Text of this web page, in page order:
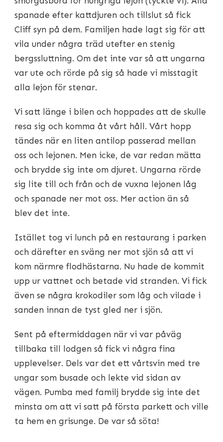
spanade efter kattdjuren och tillslut så fick
Cliff syn på dem. Familjen hade lagt sig för att
vila under några träd utefter en stenig
bergssluttning. Om det inte var så att ungarna
var ute och rörde på sig så hade vi misstagit
alla lejon för stenar.
Vi satt länge i bilen och hoppades att de skulle
resa sig och komma åt vårt håll. Vårt hopp
tändes när en liten antilop passerad mellan
oss och lejonen. Men icke, de var redan mätta
och brydde sig inte om djuret. Ungarna rörde
sig lite till och från och de vuxna lejonen låg
och spanade ner mot oss. Mer action än så
blev det inte.
Istället tog vi lunch på en restaurang i parken
och därefter en sväng ner mot sjön så att vi
kom närmre flodhästarna. Nu hade de kommit
upp ur vattnet och betade vid stranden. Vi fick
även se några krokodiler som låg och vilade i
sanden innan de tyst gled ner i sjön.
Sent på eftermiddagen när vi var påväg
tillbaka till lodgen så fick vi några fina
upplevelser. Dels var det ett vårtsvin med tre
ungar som busade och lekte vid sidan av
vägen. Pumba med familj brydde sig inte det
minsta om att vi satt på första parkett och ville
ta hem en grisunge. De var så söta!